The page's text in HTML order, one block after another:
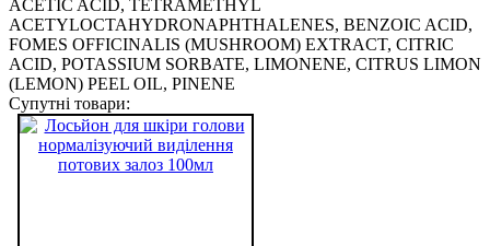
ACETIC ACID, TETRAMETHYL
ACETYLOCTAHYDRONAPHTHALENES, BENZOIC ACID,
FOMES OFFICINALIS (MUSHROOM) EXTRACT, CITRIC
ACID, POTASSIUM SORBATE, LIMONENE, CITRUS LIMON
(LEMON) PEEL OIL, PINENE
Супутні товари: